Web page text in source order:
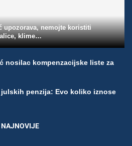
upozorava, nemojte koristiti
klime…
nosilac kompenzacijske liste za
penzija: Evo koliko iznose
NAJNOVIJE